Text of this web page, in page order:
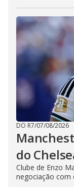
DO R7/07/08/2026
do
Clube de Enzo
negociação com